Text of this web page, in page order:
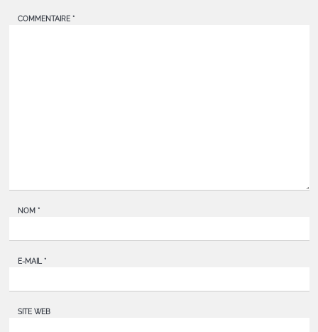
COMMENTAIRE *
NOM *
E-MAIL *
SITE WEB